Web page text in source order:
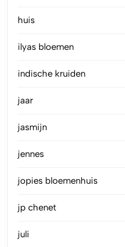
huis
ilyas bloemen
indische kruiden
jaar
jasmijn
jennes
jopies bloemenhuis
jp chenet
juli